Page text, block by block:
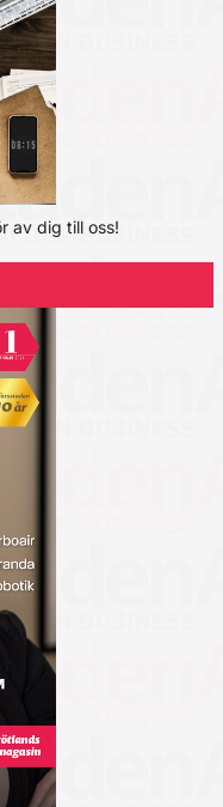
av dig till oss!